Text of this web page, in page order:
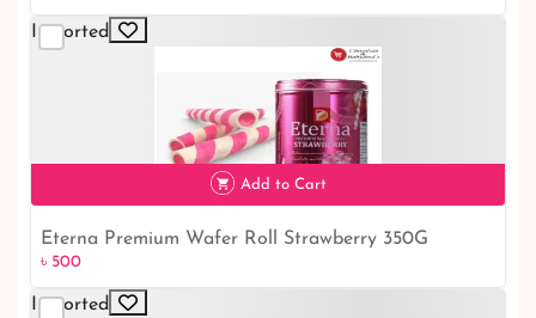
Imported
৳ 500
Add to Cart
Eterna Premium Wafer Roll Strawberry 350G
৳ 500
Imported